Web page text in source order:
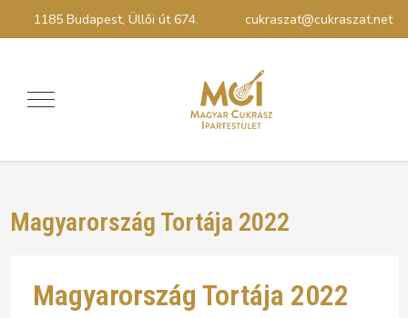
1185 Budapest, Üllői út 674. cukraszat@cukraszat.net
Magyarország Tortája 2022
Magyarország Tortája 2022